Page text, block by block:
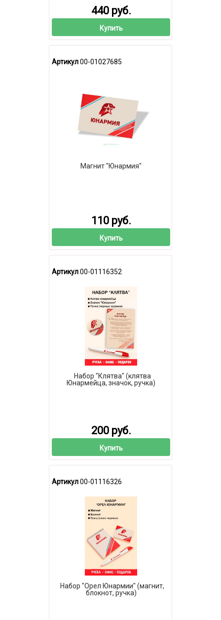
440 руб.
Купить
Артикул00-01027685
Магнит "Юнармия"
110 руб.
Купить
Артикул00-01116352
Набор "Клятва" (клятва
Юнармейца, значок, ручка)
200 руб.
Купить
Артикул00-01116326
Набор "Орел Юнармии" (магнит,
блокнот, ручка)